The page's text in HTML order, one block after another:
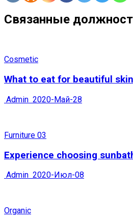
Связанные
Cosmetic
What to eat for beautiful
Admin 2020-Май-28
Furniture 03
Experience choosing
Admin 2020-Июл-08
Organic